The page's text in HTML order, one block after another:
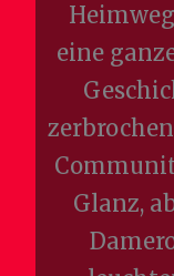
eine
Glanz,